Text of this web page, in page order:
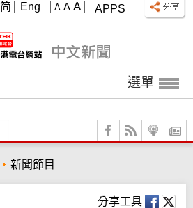
APPS
A A A
简 Eng
選單
新聞節目
分享工具